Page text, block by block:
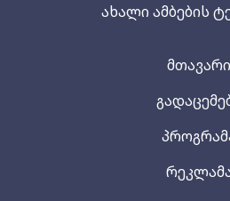
ახალი ამბების
მთავარი